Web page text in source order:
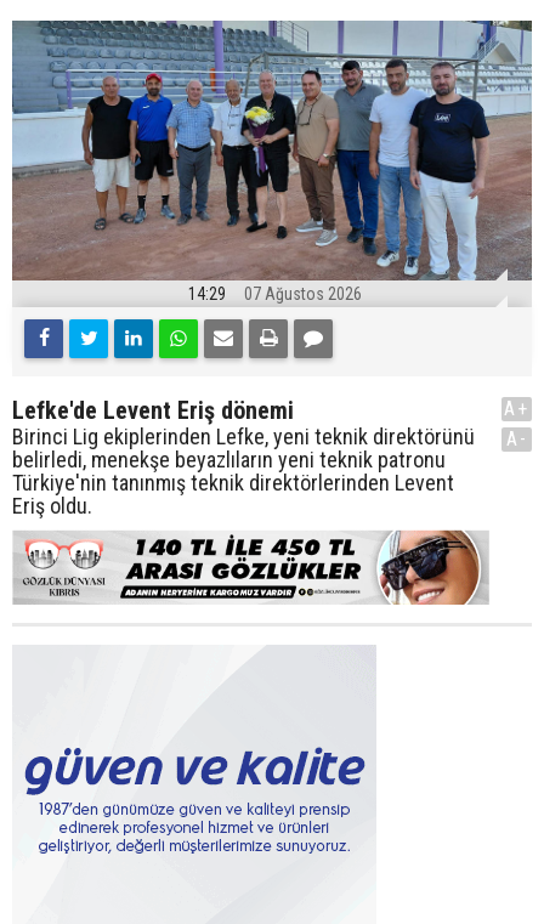
14:29 07 Ağustos 2026
Lefke'de Levent Eriş dönemi
Birinci Lig ekiplerinden Lefke, yeni teknik direktörünü
belirledi, menekşe beyazlıların yeni teknik patronu
Türkiye'nin tanınmış teknik direktörlerinden Levent
Eriş oldu.
A+
A-